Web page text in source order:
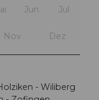
Jun Jul
Nov Dez
- Wiliberg